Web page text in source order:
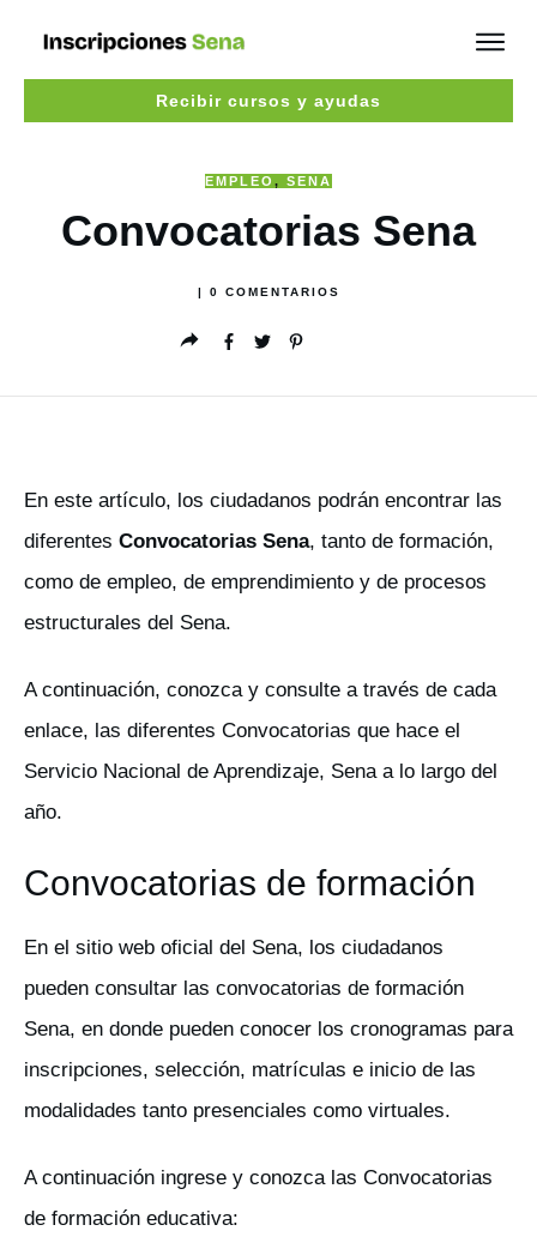
Recibir cursos y ayudas
EMPLEO , SENA
Convocatorias Sena
0 COMENTARIOS
En este artículo, los ciudadanos podrán encontrar las
diferentes Convocatorias Sena, tanto de formación,
como de empleo, de emprendimiento y de procesos
estructurales del Sena.
A continuación, conozca y consulte a través de cada
enlace, las diferentes Convocatorias que hace el
Servicio Nacional de Aprendizaje, Sena a lo largo del
año.
Convocatorias de formación
En el sitio web oficial del Sena, los ciudadanos
pueden consultar las convocatorias de formación
Sena, en donde pueden conocer los cronogramas para
inscripciones, selección, matrículas e inicio de las
modalidades tanto presenciales como virtuales.
A continuación ingrese y conozca las Convocatorias
de formación educativa: